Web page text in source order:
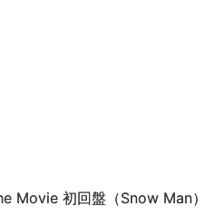
Movie 初回盤（Snow Man）